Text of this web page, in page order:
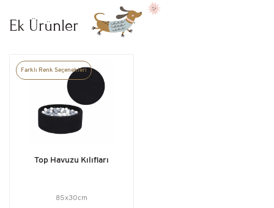
Ek Ürünler
Farklı Renk Seçenekleri
Top Havuzu Kılıfları
85x30cm